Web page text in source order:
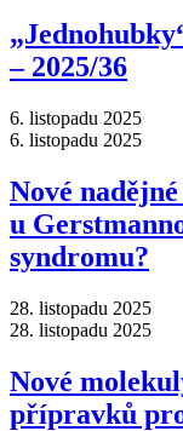
–⁠ 2025/36
6. listopadu 2025
6. listopadu 2025
Nové
u
syndromu?
28. listopadu 2025
28. listopadu 2025
Nové
přípravků